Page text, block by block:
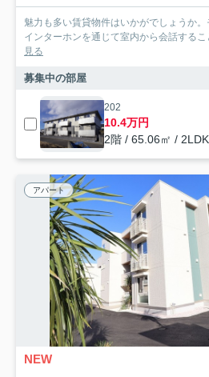
魅力も多い賃貸物件はいかがでしょうか。
インターホンを通じて室内から会話する
見る
募集中の部屋
202
10.4万円
2階 / 65.06㎡ / 2LDK
アパート
NEW